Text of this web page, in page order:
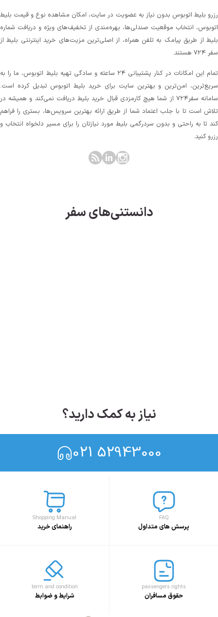
بلیط اتوبوس بدون نیاز به عضویت در سایت، امکان مشاهده نوع و قیمت بلیط
انتخاب موقعیت صندلی‌ها، بهره‌مندی از تخفیف‌های ویژه و دریافت شماره‌
از طریق پیامک به تلفن همراه، از اصلی‌ترین مزیت‌های خرید اینترنتی بلیط از
هستند.
تمام این امکانات در کنار پشتیبانی‌ ۲۴ ساعته و سادگی تهیه بلیط اتوبوس، ما را به
امن‌ترین و بهترین سایت برای خرید بلیط اتوبوس تبدیل کرده است.
سامانه سفر۷۲۴ از شما هیچ کارمزدی قبال خرید بلیط دریافت نمی‌کند و همیشه در
است تا با جلب اعتماد شما از طریق ارائه بهترین سرویس‌ها، بستری را فراهم
تا به راحتی و بدون سردرگمی بلیط مورد نیازتان را برای مسیر دلخواه انتخاب و
کنید.
دانستنی‌های سفر
نیاز به کمک دارید؟
021 52943000
FAQ
پرسش های متداول
Shopping Manual
راهنمای خرید
passengers rights
حقوق مسافران
term and condition
شرایط و ضوابط